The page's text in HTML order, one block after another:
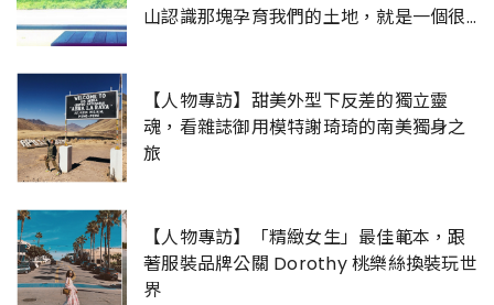
山認識那塊孕育我們的土地，就是一個很
【人物專訪】甜美外型下反差的獨立靈
魂，看雜誌御用模特謝琦琦的南美獨身之
旅
【人物專訪】「精緻女生」最佳範本，跟
著服裝品牌公關 Dorothy 桃樂絲換裝玩世
界